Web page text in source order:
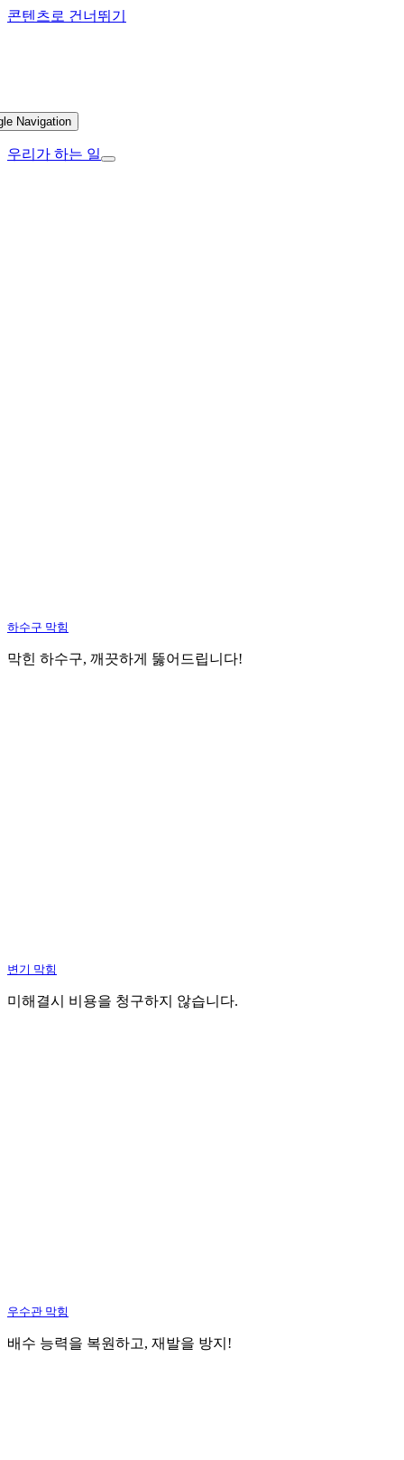
콘텐츠로 건너뛰기
Navigation
우리가 하는 일
하수구 막힘
막힌 하수구, 깨끗하게 뚫어드립니다!
변기 막힘
미해결시 비용을 청구하지 않습니다.
우수관 막힘
배수 능력을 복원하고, 재발을 방지!